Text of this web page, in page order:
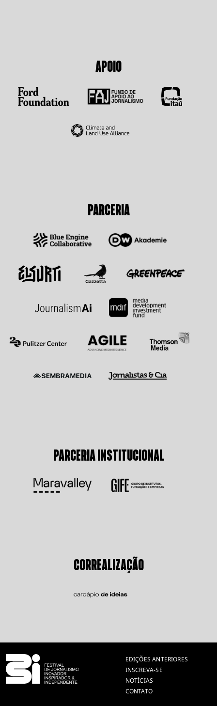
APOIO
PARCERIA
PARCERIA INSTITUCIONAL
CORREALIZAÇÃO
EDIÇÕES ANTERIORES
INSCREVA-SE
NOTÍCIAS
CONTATO